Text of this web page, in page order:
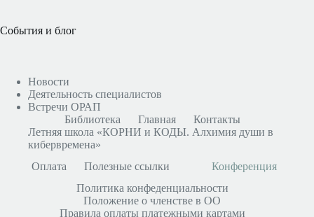
События и блог
Новости
Деятельность специалистов
Встречи ОРАП
Библиотека
Главная
Контакты
Летняя школа «КОРНИ и КОДЫ. Алхимия души в
кибервремена»
Оплата
Полезные ссылки
Конференция
Политика конфеденциальности
Положение о членстве в ОО
Правила оплаты платежными картами